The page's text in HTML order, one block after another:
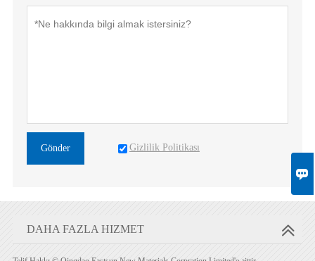

Gönder Gizlilik Politikası
DAHA FAZLA HIZMET